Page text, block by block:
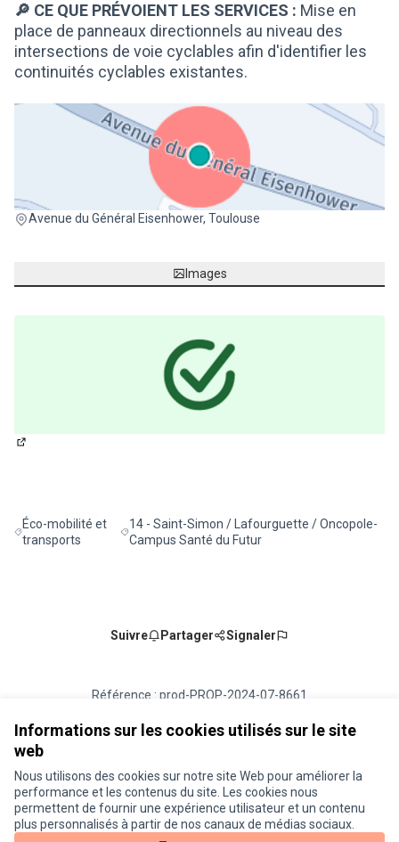
Informations sur les cookies utilisés sur le site
web
Nous utilisons des cookies sur notre site Web pour améliorer la
performance et les contenus du site. Les cookies nous
permettent de fournir une expérience utilisateur et un contenu
plus personnalisés à partir de nos canaux de médias sociaux.
🔎 CE QUE PRÉVOIENT LES SERVICES : Mise en
place de panneaux directionnels au niveau des
intersections de voie cyclables afin d'identifier les
continuités cyclables existantes.
Avenue du Général Eisenhower, Toulouse
(Lien externe)
Images
Filtrer les résultats de la catégorie : Éco-mobilité et transports
Éco-mobilité et
transports
Filtrer les résultats pour le secteur : 14 - Saint-
14 - Saint-Simon / Lafourguette / Oncopole-
Campus Santé du Futur
Suivre Partager Signaler
Référence : prod-PROP-2024-07-8661
Vérifiez l'empreinte numérique
Conditions d'utilisation
Paramètres des cookies
Je participe ! sur X
Je participe ! sur Facebook
Je participe ! sur Instagram